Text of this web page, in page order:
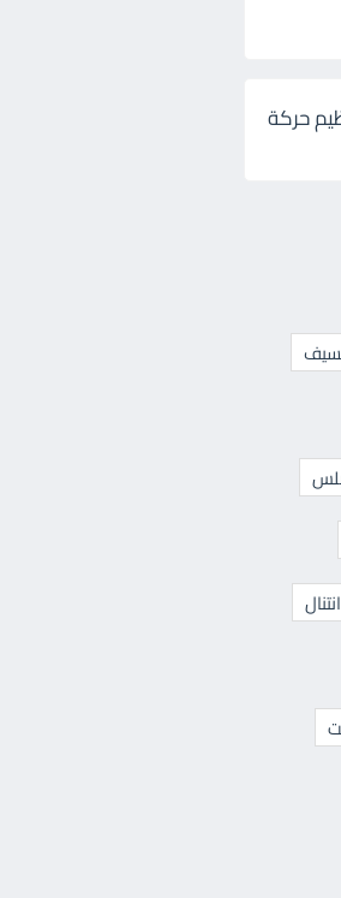
حركة
انتنال